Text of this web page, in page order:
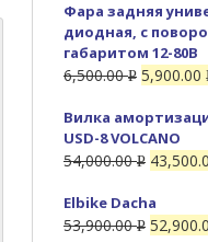
Фара задняя
диодная, с
габаритом 12-80В
6,500.00Р 5,900.00
Вилка
USD-8 VOLCANO
54,000.00Р
Elbike Dacha
53,900.00Р